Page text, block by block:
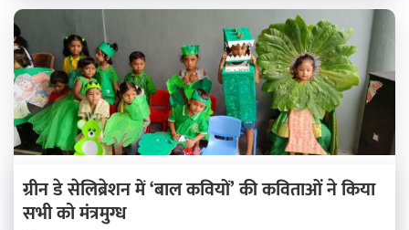
ग्रीन डे सेलिब्रेशन में ‘बाल कवियों’ की कविताओं ने किया
सभी को मंत्रमुग्ध